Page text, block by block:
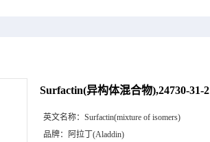
Surfactin(异构体混合物),24730-31-2
英文名称： Surfactin(mixture of isomers)
品牌： 阿拉丁(Aladdin)